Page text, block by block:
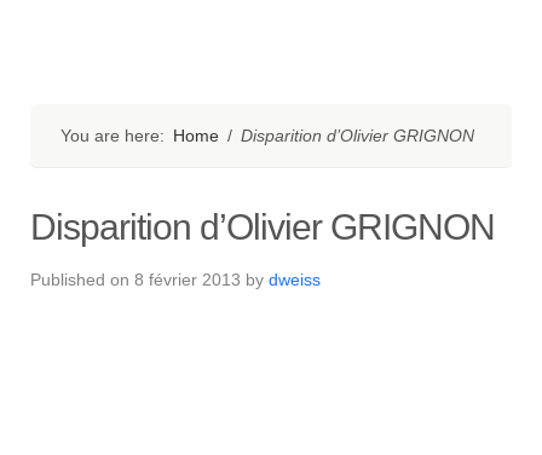
You are here: Home / Disparition d’Olivier GRIGNON
Disparition d’Olivier GRIGNON
Published on 8 février 2013 by dweiss